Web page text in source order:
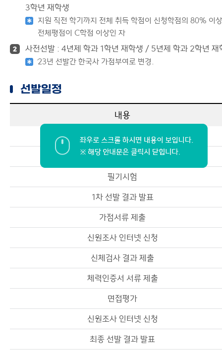
3학년 재학생
지원 직전 학기까지 전체 취득 학점이 신청학점의 80% 이
전체평점이 C학점 이상인 자
2 사전선발 : 4년제 학과 1학년 재학생 / 5년제 학과 2학년 재
̍23년 선발간 한국사 가점부여로 변경.
선발일정
내용
지원서접수
성적증명서 원본 제출
필기시험
1차 선발 결과 발표
가점서류 제출
신원조사 인터넷 신청
신체검사 결과 제출
체력인증서 서류 제출
면접평가
신원조사 인터넷 신청
최종 선발 결과 발표